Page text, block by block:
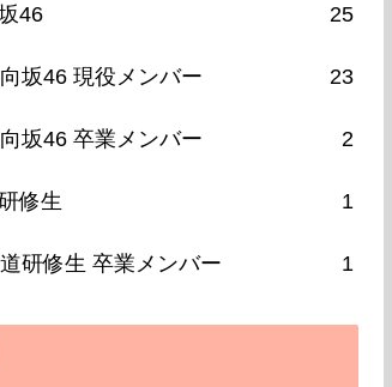
46 25
坂46 現役メンバー 23
坂46 卒業メンバー 2
修生 1
研修生 卒業メンバー 1